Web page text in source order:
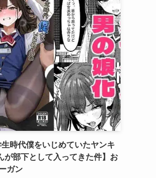
生時代僕をいじめていたヤンキ
が部下として入ってきた件】お
ガン